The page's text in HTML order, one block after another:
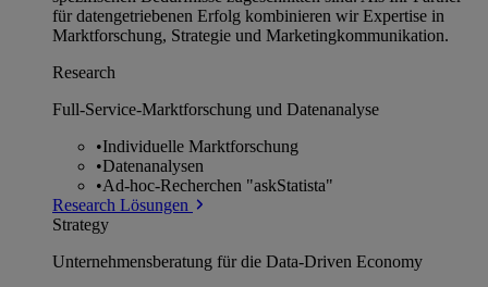
für datengetriebenen Erfolg kombinieren wir Expertise in
Marktforschung, Strategie und Marketingkommunikation.
Research
Full-Service-Marktforschung und Datenanalyse
•Individuelle Marktforschung
•Datenanalysen
•Ad-hoc-Recherchen "askStatista"
Research Lösungen
Strategy
Unternehmens­beratung für die Data-Driven Economy